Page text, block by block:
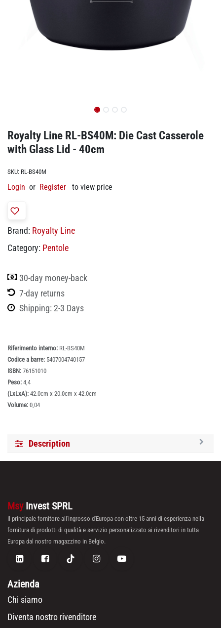
Royalty Line RL-BS40M: Die Cast Casserole
with Glass Lid - 40cm
SKU: RL-BS40M
Login or Register to view price
Brand: Royalty Line
Category: Pentole
30-day money-back
7-day returns
Shipping: 2-3 Days
Riferimento interno: RL-BS40M
Codice a barre: 5407004740157
ISBN: 76151010
Peso: 4,4
(LxLxA): 42.0cm x 20.0cm x 42.0cm
Volume: 0,04
Description
Msy Invest SPRL
Il principale fornitore all'ingrosso d'Europa con oltre 15 anni di esperienza nella
fornitura di prodotti di qualità e servizio personalizzato ai rivenditori in tutta
Europa dal nostro magazzino in Belgio.
Azienda
Chi siamo
Diventa nostro rivenditore